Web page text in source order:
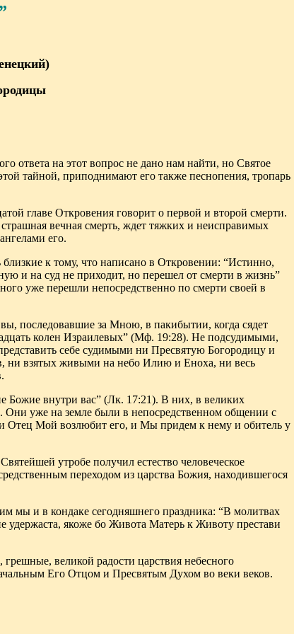
ответа на этот вопрос не дано нам найти, но Святое
тайной, приподнимают его также песнопения, тропарь
главе Откровения говорит о первой и второй смерти.
вечная смерть, ждет тяжких и неисправимых
его.
к тому, что написано в Откровении: “Истинно,
и на суд не приходит, но перешел от смерти в жизнь”
уже перешли непосредственно по смерти своей в
последовавшие за Мною, в пакибытии, когда сядет
колен Израилевых” (Мф. 19:28). Не подсудимыми,
себе судимыми ни Пресвятую Богородицу и
ни взятых живыми на небо Илию и Еноха, ни весь
Божие внутри вас” (Лк. 17:21). В них, в великих
уже на земле были в непосредственном общении с
Отец Мой возлюбит его, и Мы придем к нему и обитель у
утробе получил естество человеческое
переходом из царства Божия, находившегося
мы и в кондаке сегодняшнего праздника: “В молитвах
якоже бо Живота Матерь к Животу престави
великой радости царствия небесного
Его Отцом и Пресвятым Духом во веки веков.